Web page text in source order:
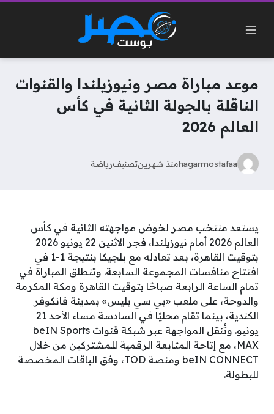
موعد مباراة مصر ونيوزيلندا والقنوات
الناقلة بالجولة الثانية في كأس
العالم 2026
hagarmostafaaمنذ شهرينتصنيفرياضة
يستعد منتخب مصر لخوض مواجهته الثانية في كأس
العالم 2026 أمام نيوزيلندا، فجر الاثنين 22 يونيو 2026
بتوقيت القاهرة، بعد تعادله مع بلجيكا بنتيجة 1-1 في
افتتاح منافسات المجموعة السابعة. وتنطلق المباراة في
تمام الساعة الرابعة صباحًا بتوقيت القاهرة ومكة المكرمة
والدوحة، على ملعب «بي سي بليس» بمدينة فانكوفر
الكندية، بينما تقام محليًا في السادسة مساء الأحد 21
يونيو. وتُنقل المواجهة عبر شبكة قنوات beIN Sports
MAX، مع إتاحة المتابعة الرقمية للمشتركين من خلال
beIN CONNECT ومنصة TOD، وفق الباقات المخصصة
للبطولة.